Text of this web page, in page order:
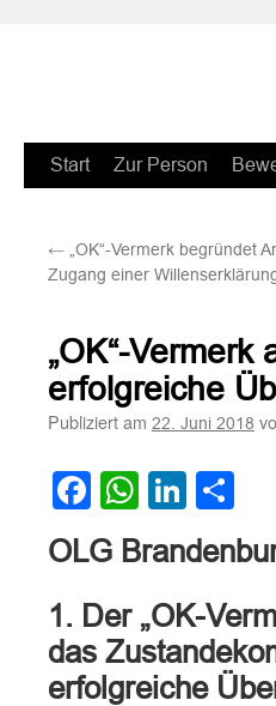
Zum
springen
Start Zur Person
← „OK“-Vermerk begründet
Zugang einer
„OK“-
erfolgreiche
Publiziert am 22. Juni 2018
Facebook
OLG
1. Der „OK-
das
erfolgreiche